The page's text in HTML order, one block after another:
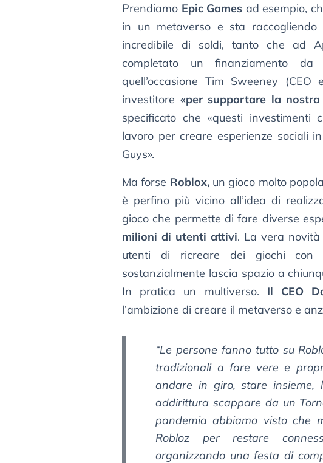
Prendiamo Epic Games ad esempio,
in un metaverso e sta
incredibile di soldi, tanto che ad
completato un finanziamento da
quell’occasione Tim Sweeney
investitore «per supportare la
specificato che «questi investimenti
lavoro per creare esperienze sociali
Guys».
Ma forse Roblox,un gioco molto
è perfino più vicino all’idea di
gioco che permette di fare diverse
milioni di utenti attivi. La vera
utenti di ricreare dei giochi con
sostanzialmente lascia spazio a
In pratica un multiverso. Il CEO
l’ambizione di creare il metaverso e
“Le persone fanno tutto su
tradizionali a fare vere e
andare in giro, stare
addirittura scappare da un
pandemia abbiamo visto che
Robloz per restare
organizzando una festa di